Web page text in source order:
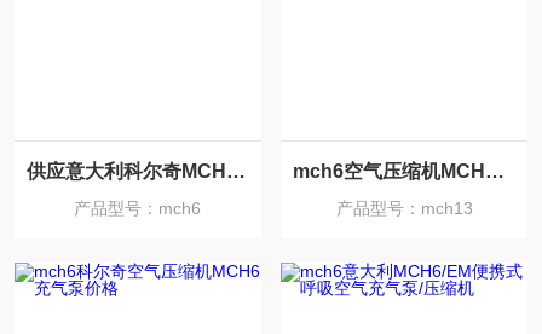
供应意大利科尔奇MCH6充气泵
产品型号：mch6
mch6空气压缩机MCH6填充泵详细说明
产品型号：mch13